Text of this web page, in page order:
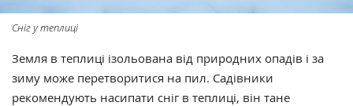
Сніг у теплиці
Земля в теплиці ізольована від природних опадів і за
зиму може перетворитися на пил. Садівники
рекомендують насипати сніг в теплиці, він тане